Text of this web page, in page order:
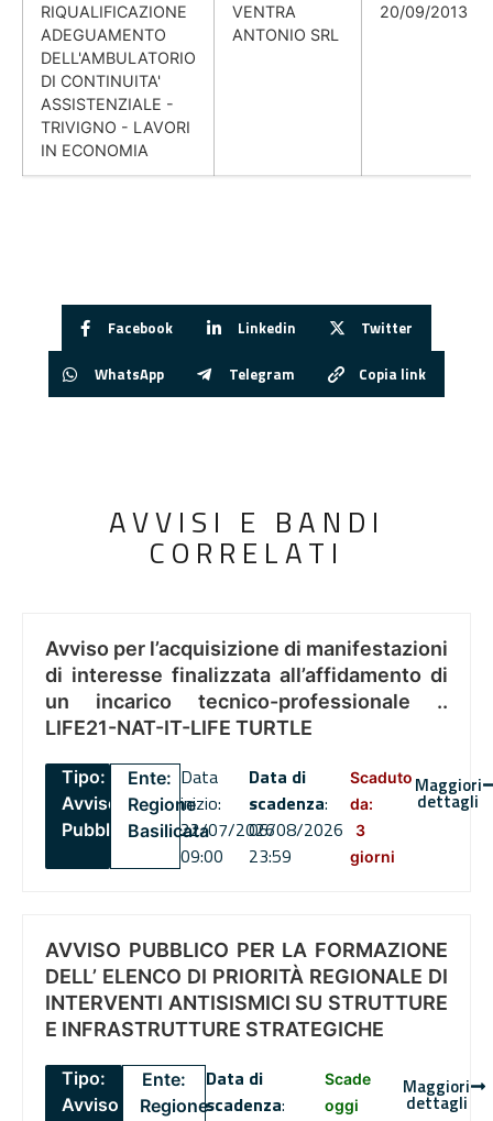
RIQUALIFICAZIONE
ADEGUAMENTO
DELL'AMBULATORIO
DI CONTINUITA'
ASSISTENZIALE -
TRIVIGNO - LAVORI
IN ECONOMIA
VENTRA
ANTONIO SRL
20/09/2013
Facebook Linkedin Twitter
WhatsApp Telegram Copia link
AVVISI E BANDI
CORRELATI
Avviso per l’acquisizione di manifestazioni
di interesse finalizzata all’affidamento di
un incarico tecnico-professionale ..
LIFE21-NAT-IT-LIFE TURTLE
Tipo:
Avviso
Pubblico
Ente:
Regione
Basilicata
Data
inizio:
22/07/2026
09:00
Data di
scadenza:
06/08/2026
23:59
Scaduto
da:
3
giorni
Maggiori
dettagli
AVVISO PUBBLICO PER LA FORMAZIONE
DELL’ ELENCO DI PRIORITÀ REGIONALE DI
INTERVENTI ANTISISMICI SU STRUTTURE
E INFRASTRUTTURE STRATEGICHE
Tipo:
Avviso
Ente:
Regione
Data di
scadenza:
Scade
oggi
Maggiori
dettagli